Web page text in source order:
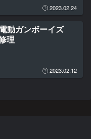
2023.02.24
動ガンボーイズ
理
2023.02.12